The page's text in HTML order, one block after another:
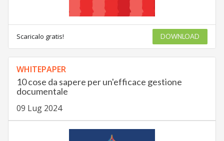
Scaricalo gratis! DOWNLOAD
WHITEPAPER
10 cose da sapere per un'efficace gestione
documentale
09 Lug 2024